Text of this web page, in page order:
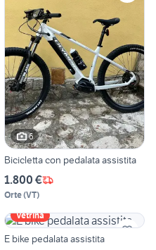
6
Bicicletta con pedalata assistita
1.800 €
Orte(VT)
Vetrina
E bike pedalata assistita